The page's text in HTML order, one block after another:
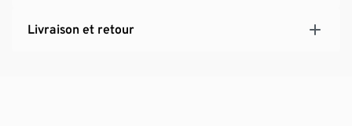
Livraison et retour